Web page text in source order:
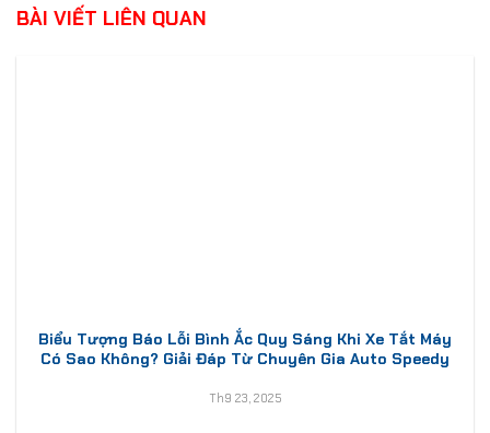
BÀI VIẾT LIÊN QUAN
Biểu Tượng Báo Lỗi Bình Ắc Quy Sáng Khi Xe Tắt Máy
Có Sao Không? Giải Đáp Từ Chuyên Gia Auto Speedy
Th9 23, 2025